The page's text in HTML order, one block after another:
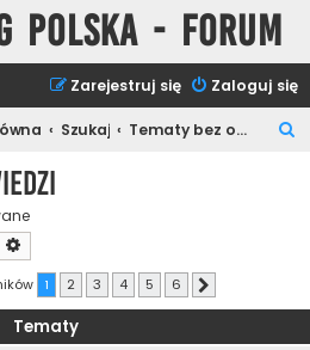
Polska - Forum
Zaloguj się
Zarejestruj się
Szukaj Tematy bez odpowiedzi
Szukaj
1 2 3 4 5 6
Tematy